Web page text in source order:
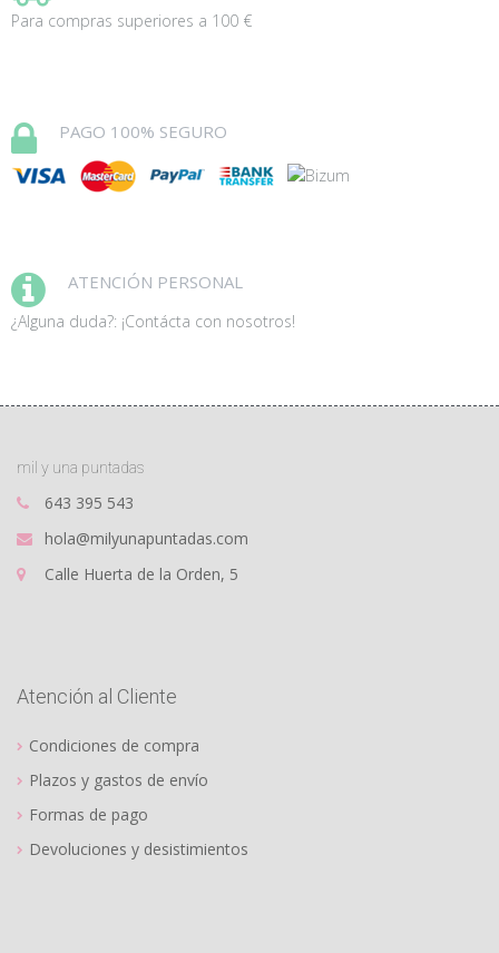
Para compras superiores a 100 €
PAGO 100% SEGURO
ATENCIÓN PERSONAL
¿Alguna duda?: ¡Contácta con nosotros!
mil y una puntadas
643 395 543
hola@milyunapuntadas.com
Calle Huerta de la Orden, 5
Atención al Cliente
Condiciones de compra
Plazos y gastos de envío
Formas de pago
Devoluciones y desistimientos